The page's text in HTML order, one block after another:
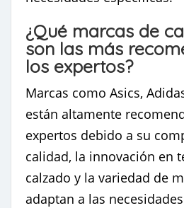
¿Qué marcas de
son las más
los expertos?
Marcas como Asics,
están altamente
expertos debido a su
calidad, la innovación en
calzado y la variedad de
adaptan a las